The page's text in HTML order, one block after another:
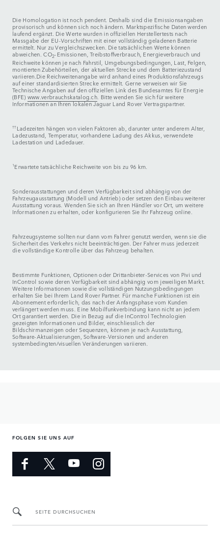
Die Homologation ist noch pendent. Deshalb sind die Emissionsangaben
provisorisch und können sich noch ändern. Marktspezifische Daten werden
laufend ergänzt. Die Werte wurden in offiziellen Herstellertests nach
Massgabe der EU-Vorschriften mit einer vollständig geladenen Batterie
ermittelt. Nur zu Vergleichszwecken. Die tatsächlichen Werte können
abweichen. CO2-Emissionen, Treibstoffverbrauch, Energieverbrauch und
Reichweite können je nach Fahrstil, Umgebungsbedingungen, Last, Felgen,
montierten Zubehörteilen, der aktuellen Strecke und dem Batteriezustand
variieren.Die Reichweitenangabe wird anhand eines Produktionsfahrzeugs
auf einer standardisierten Strecke ermittelt. Gerne verweisen wir Sie
Technische Angaben auf den offiziellen Link des Bundesamtes für Energie
(BFE) www.verbrauchskatalog.ch. Bitte wenden Sie sich für weitere
Informationen an Ihren lokalen Jaguar Land Rover Vertragspartner.
†† Ladezeiten hängen von vielen Faktoren ab, darunter unter anderem Alter,
Ladezustand, Temperatur, vorhandene Ladung des Akkus, verwendete
Ladestation und Ladedauer.
1 Erwartete tatsächliche Reichweite von bis zu 96 km.
Sonderausstattungen und deren Verfügbarkeit sind abhängig von der
Fahrzeugausstattung (Modell und Antrieb) oder setzen den Einbau weiterer
Ausstattung voraus. Wenden Sie sich an Ihren Händler vor Ort, um weitere
Informationen zu erhalten, oder konfigurieren Sie Ihr Fahrzeug online.
Fahrzeugsysteme sollten nur dann vom Fahrer genutzt werden, wenn sie die
Sicherheit des Verkehrs nicht beeinträchtigen. Der Fahrer muss jederzeit
die vollständige Kontrolle über das Fahrzeug behalten.
Bestimmte Funktionen, Optionen oder Drittanbieter-Services von Pivi und
InControl sowie deren Verfügbarkeit sind abhängig vom jeweiligen Markt.
Weitere Informationen sowie die vollständigen Nutzungsbedingungen
erhalten Sie bei Ihrem Land Rover Partner. Für manche Funktionen ist ein
Abonnement erforderlich, das nach der Anfangsphase vom Kunden
verlängert werden muss. Eine Mobilfunkverbindung kann nicht an jedem
Ort garantiert werden. Die in Bezug auf die InControl Technologien
gezeigten Informationen und Bilder, einschliesslich der
Bildschirmanzeigen oder Sequenzen, können je nach Ausstattung,
Software-Aktualisierungen, Software-Versionen und anderen
systembedingten/visuellen Veränderungen variieren.
FOLGEN SIE UNS AUF
SEITE DURCHSUCHEN